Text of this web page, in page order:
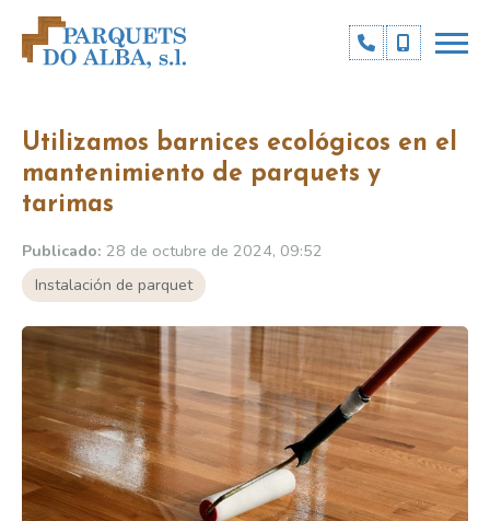
Utilizamos barnices ecológicos en el
mantenimiento de parquets y
tarimas
Publicado: 28 de octubre de 2024, 09:52
Instalación de parquet